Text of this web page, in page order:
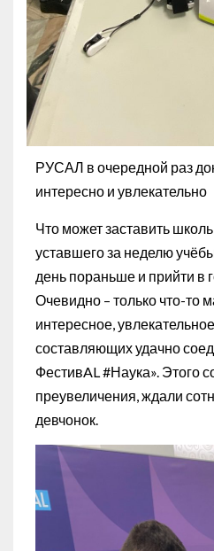
РУСАЛ в очередной раз
интересно и увлекательно
Что может заставить
уставшего за неделю
день пораньше и прийти в
Очевидно – только что-то
интересное,
составляющих удачно
ФестивAL #Наука». Этого
преувеличения, ждали
девчонок.